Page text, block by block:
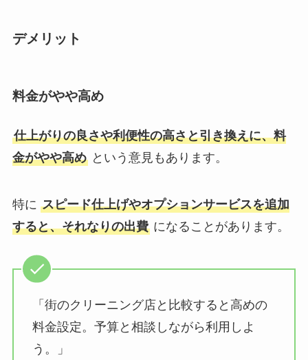
デメリット
料金がやや高め
仕上がりの良さや利便性の高さと引き換えに、料
金がやや高めという意見もあります。
特に スピード仕上げやオプションサービスを追加
すると、それなりの出費になることがあります。
「街のクリーニング店と比較すると高めの
料金設定。予算と相談しながら利用しよ
う。」